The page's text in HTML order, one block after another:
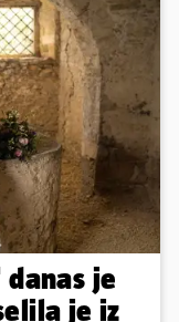
je
je iz